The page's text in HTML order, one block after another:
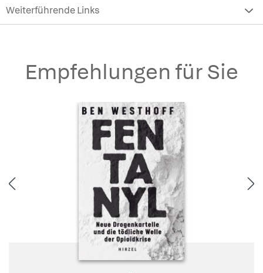
Weiterführende Links
Empfehlungen für Sie